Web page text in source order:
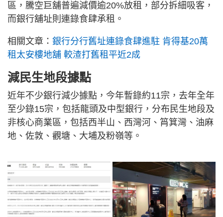
區，騰空巨舖普遍減價逾20%放租，部分拆細吸客，
而銀行舖址則連錄食肆承租。
相關文章： 銀行分行舊址連錄食肆進駐 肯得基20萬
租太安樓地舖 較渣打舊租平近2成
減民生地段據點
近年不少銀行減少據點，今年暫錄約11宗，去年全年
至少錄15宗，包括龍頭及中型銀行，分布民生地段及
非核心商業區，包括西半山、西灣河、筲箕灣、油麻
地、佐敦、觀塘、大埔及粉嶺等。